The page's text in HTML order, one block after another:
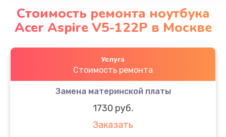
Стоимость ремонта ноутбука
Acer Aspire V5-122P в Москве
Услуга
Стоимость ремонта
Замена материнской платы
1730 руб.
Заказать